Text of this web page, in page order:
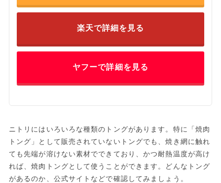
楽天で詳細を見る
ヤフーで詳細を見る
ニトリにはいろいろな種類のトングがあります。特に「焼肉
トング」として販売されていないトングでも、焼き網に触れ
ても先端が溶けない素材でできており、かつ耐熱温度が高け
れば、焼肉トングとして使うことができます。どんなトング
があるのか、公式サイトなどで確認してみましょう。